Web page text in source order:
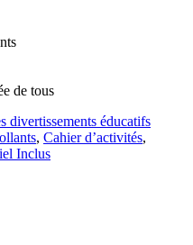
de tous
divertissements éducatifs
, Cahier d’activités,
Inclus